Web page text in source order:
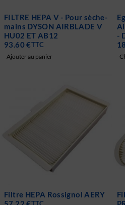
FILTRE HEPA V - Pour sèche-
mains DYSON AIRBLADE V
HU02 ET AB12
93.60€TTC
Ajouter au panier
-
Filtre HEPA Rossignol AERY